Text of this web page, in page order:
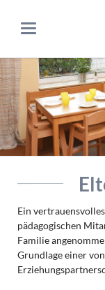
Ein
pädagogischen
Familie
Grundlage einer